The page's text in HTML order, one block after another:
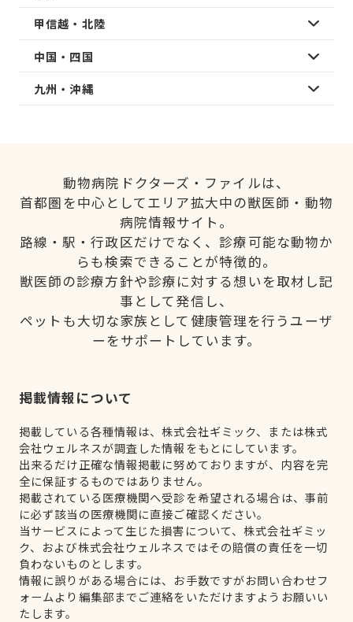
甲信越・北陸
中国・四国
九州・沖縄
動物病院ドクターズ・ファイルは、
首都圏を中心としてエリア拡大中の獣医師・動物
病院情報サイト。
路線・駅・行政区だけでなく、診療可能な動物か
らも検索できることが特徴的。
獣医師の診療方針や診療に対する想いを取材し記
事として発信し、
ペットも大切な家族として健康管理を行うユーザ
ーをサポートしています。
掲載情報について
掲載している各種情報は、株式会社ギミック、または株式
会社ウェルネスが調査した情報をもとにしています。
出来るだけ正確な情報掲載に努めておりますが、内容を完
全に保証するものではありません。
掲載されている医療機関へ受診を希望される場合は、事前
に必ず該当の医療機関に直接ご確認ください。
当サービスによって生じた損害について、株式会社ギミッ
ク、および株式会社ウェルネスではその賠償の責任を一切
負わないものとします。
情報に誤りがある場合には、お手数ですがお問い合わせフ
ォームより編集部までご連絡をいただけますようお願いい
たします。